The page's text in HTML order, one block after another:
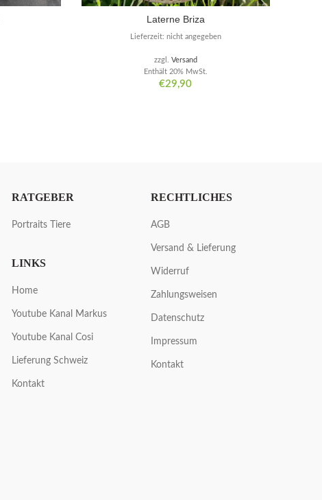
Laterne Briza
€29,90
Enthält 20% MwSt.
zzgl. Versand
Lieferzeit: nicht angegeben
RATGEBER
Portraits Tiere
LINKS
Home
Youtube Kanal Markus
Youtube Kanal Cosi
Lieferung Schweiz
Kontakt
RECHTLICHES
AGB
Versand & Lieferung
Widerruf
Zahlungsweisen
Datenschutz
Impressum
Kontakt